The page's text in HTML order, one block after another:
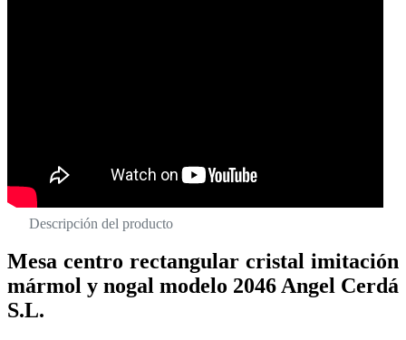
Descripción del producto
Mesa centro rectangular cristal imitación
mármol y nogal modelo 2046 Angel Cerdá
S.L.